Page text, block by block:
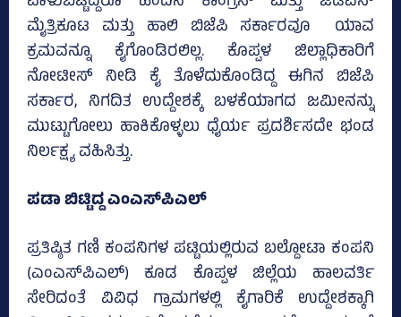
ಮೈತ್ರಿಕೂಟ ಮತ್ತು ಹಾಲಿ ಬಿಜೆಪಿ ಸರ್ಕಾರವೂ ಯಾವ
ಕ್ರಮವನ್ನೂ ಕೈಗೊಂಡಿರಲಿಲ್ಲ. ಕೊಪ್ಪಳ ಜಿಲ್ಲಾಧಿಕಾರಿಗೆ
ನೋಟೀಸ್‌ ನೀಡಿ ಕೈ ತೊಳೆದುಕೊಂಡಿದ್ದ ಈಗಿನ ಬಿಜೆಪಿ
ಸರ್ಕಾರ, ನಿಗದಿತ ಉದ್ದೇಶಕ್ಕೆ ಬಳಕೆಯಾಗದ ಜಮೀನನ್ನು
ಮುಟ್ಟುಗೋಲು ಹಾಕಿಕೊಳ್ಳಲು ಧೈರ್ಯ ಪ್ರದರ್ಶಿಸದೇ ಭಂಡ
ನಿರ್ಲಕ್ಷ್ಯ ವಹಿಸಿತ್ತು.
ಪಡಾ ಬಿಟ್ಟಿದ್ದ ಎಂಎಸ್‌ಪಿಎಲ್‌
ಪ್ರತಿಷ್ಠಿತ ಗಣಿ ಕಂಪನಿಗಳ ಪಟ್ಟಿಯಲ್ಲಿರುವ ಬಲ್ದೋಟಾ ಕಂಪನಿ
(ಎಂಎಸ್‌ಪಿಎಲ್‌) ಕೂಡ ಕೊಪ್ಪಳ ಜಿಲ್ಲೆಯ ಹಾಲವರ್ತಿ
ಸೇರಿದಂತೆ ವಿವಿಧ ಗ್ರಾಮಗಳಲ್ಲಿ ಕೈಗಾರಿಕೆ ಉದ್ದೇಶಕ್ಕಾಗಿ